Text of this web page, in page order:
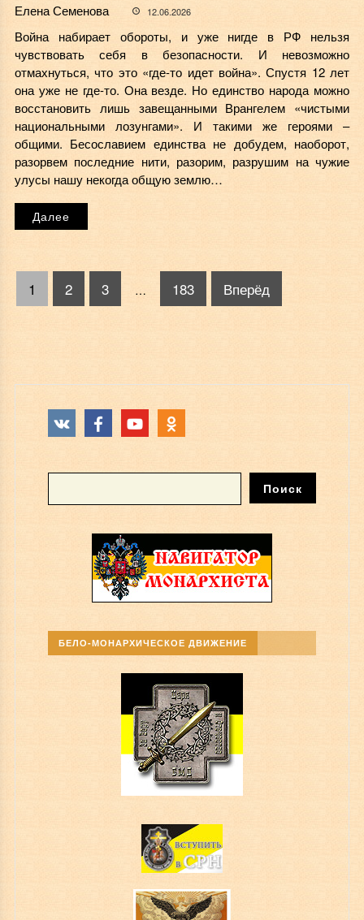
Елена Семенова 12.06.2026
Война набирает обороты, и уже нигде в РФ нельзя
чувствовать себя в безопасности. И невозможно
отмахнуться, что это «где-то идет война». Спустя 12 лет
она уже не где-то. Она везде. Но единство народа можно
восстановить лишь завещанными Врангелем «чистыми
национальными лозунгами». И такими же героями –
общими. Бесославием единства не добудем, наоборот,
разорвем последние нити, разорим, разрушим на чужие
улусы нашу некогда общую землю…
Далее
1 2 3 … 183 Вперёд
БЕЛО-МОНАРХИЧЕСКОЕ ДВИЖЕНИЕ